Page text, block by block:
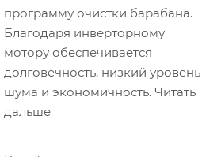
программу очистки барабана.
Благодаря инверторному
мотору обеспечивается
долговечность, низкий уровень
шума и экономичность. Читать
дальше